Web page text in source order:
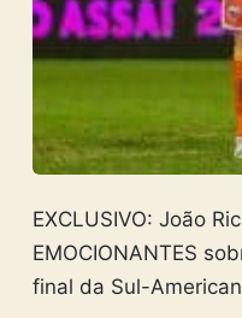
EXCLUSIVO: João
EMOCIONANTES
final da Sul-